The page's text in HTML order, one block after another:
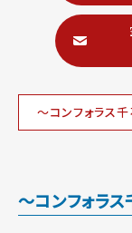
～コンフォラス
～コンフォラ